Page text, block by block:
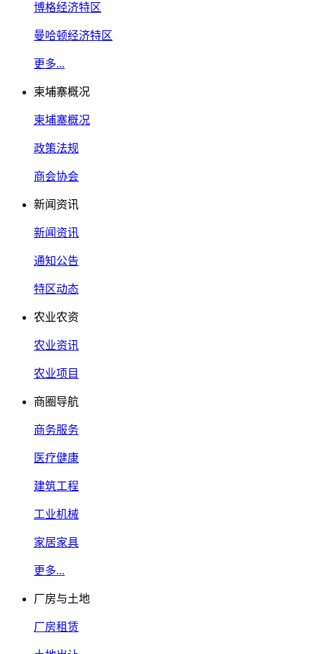
博格经济特区
曼哈顿经济特区
更多...
柬埔寨概况
柬埔寨概况
政策法规
商会协会
新闻资讯
新闻资讯
通知公告
特区动态
农业农资
农业资讯
农业项目
商圈导航
商务服务
医疗健康
建筑工程
工业机械
家居家具
更多...
厂房与土地
厂房租赁